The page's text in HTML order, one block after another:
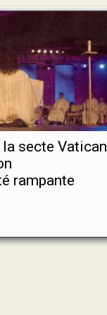
secte Vatican
rampante